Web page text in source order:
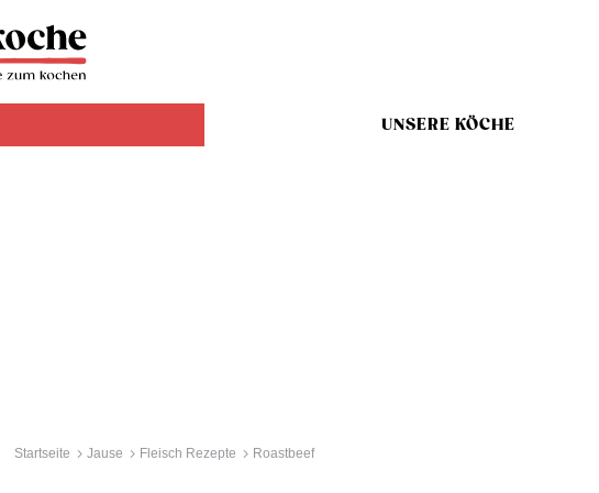
UNSERE KÖCHE
Startseite Jause Fleisch Rezepte Roastbeef